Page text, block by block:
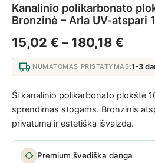
Kanalinio polikarbonato
Bronzinė – Arla UV-atspari
15,02 € – 180,18€
NUMATOMAS PRISTATYMAS:1-3
Ši kanalinio polikarbonato plokštė
sprendimas stogams. Bronzinis
privatumą ir estetišką išvaizdą.
Premium švediška danga